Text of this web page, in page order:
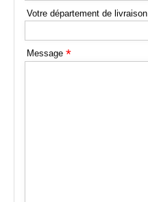
Votre département de livraison
Message *